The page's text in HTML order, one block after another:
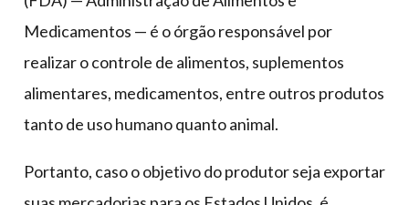
Medicamentos — é o órgão responsável por
realizar o controle de alimentos, suplementos
alimentares, medicamentos, entre outros produtos
tanto de uso humano quanto animal.
Portanto, caso o objetivo do produtor seja exportar